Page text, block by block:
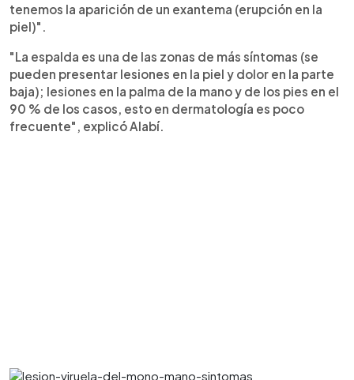
tenemos la aparición de un exantema (erupción en la
piel)".
"La espalda es una de las zonas de más síntomas (se
pueden presentar lesiones en la piel y dolor en la parte
baja); lesiones en la palma de la mano y de los pies en el
90 % de los casos, esto en dermatología es poco
frecuente", explicó Alabí.